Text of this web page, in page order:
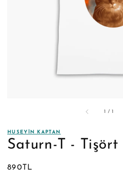
1 //1
HUSEYIN KAPTAN
Saturn-T - Tişört
Normal
890TL